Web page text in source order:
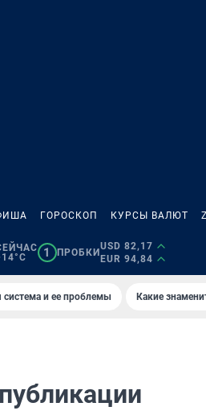
ГОРОСКОП КУРСЫ ВАЛЮТ
1 ПРОБКИ
USD 82,17
EUR 94,84
и ее проблемы Какие